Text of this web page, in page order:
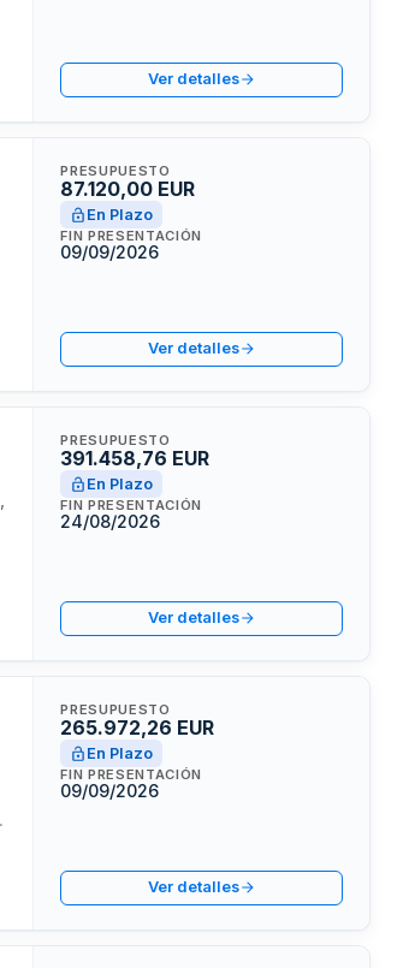
Ver detalles
PRESUPUESTO
87.120,00 EUR
En Plazo
FIN PRESENTACIÓN
09/09/2026
Ver detalles
PRESUPUESTO
391.458,76 EUR
En Plazo
FIN PRESENTACIÓN
24/08/2026
Ver detalles
PRESUPUESTO
265.972,26 EUR
En Plazo
FIN PRESENTACIÓN
09/09/2026
Ver detalles